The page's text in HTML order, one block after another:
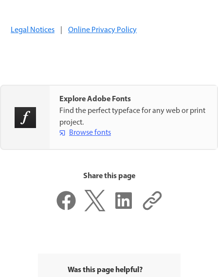
Legal Notices | Online Privacy Policy
Explore Adobe Fonts
Find the perfect typeface for any web or print
project.
Browse fonts
Share this page
Was this page helpful?